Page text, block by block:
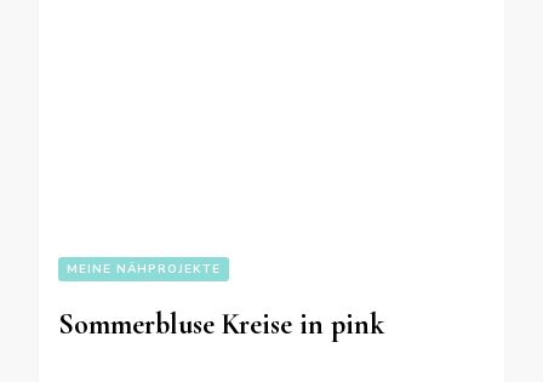
MEINE NÄHPROJEKTE
Sommerbluse Kreise in pink